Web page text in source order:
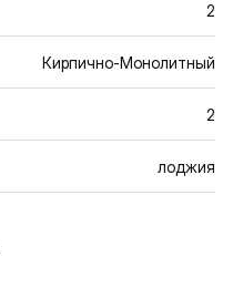
2
Кирпично-Монолитный
2
лоджия